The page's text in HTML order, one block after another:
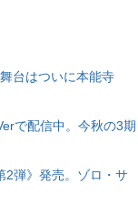
台はついに本能寺
で配信中。今秋の3期
2弾》発売。ゾロ・サ